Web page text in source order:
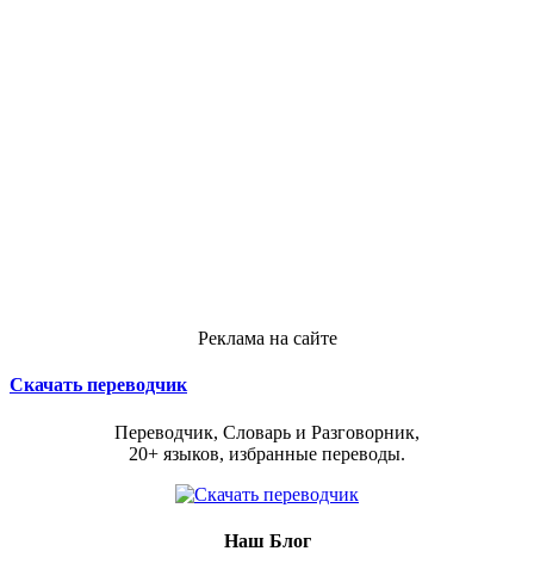
Реклама на сайте
Скачать переводчик
Переводчик, Словарь и Разговорник,
20+ языков, избранные переводы.
Наш Блог